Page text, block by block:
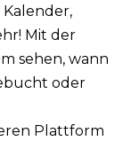
Mit der
sehen, wann
oder
Plattform